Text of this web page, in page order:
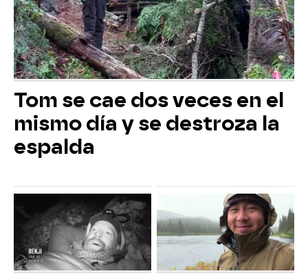
Tom se cae dos veces en el
mismo día y se destroza la
espalda